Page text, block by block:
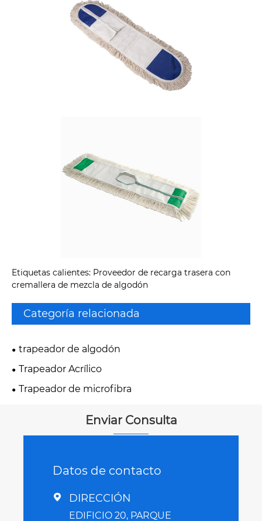
Etiquetas calientes: Proveedor de recarga trasera con
cremallera de mezcla de algodón
Categoría relacionada
trapeador de algodón
Trapeador Acrílico
Trapeador de microfibra
Enviar Consulta
Datos de contacto
 DIRECCIÓN
EDIFICIO 20, PARQUE